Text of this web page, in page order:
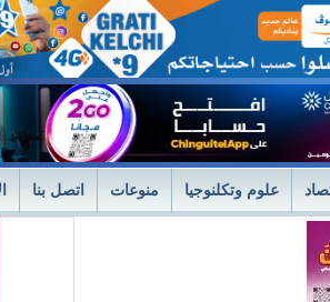
علوم وتكلنوجيا منوعات اتصل بنا
حصى الكلى بتقنية الليزر الحديثة
للديوان الموسع لتسليم جوائز "التميز" في